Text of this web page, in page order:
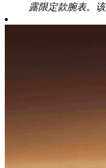
露限定款腕表。